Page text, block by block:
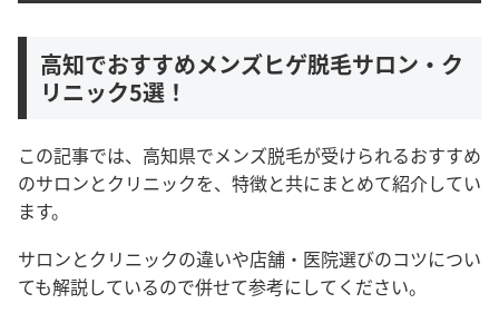
高知でおすすめメンズヒゲ脱毛サロン・ク
リニック5選！
この記事では、高知県でメンズ脱毛が受けられるおすすめ
のサロンとクリニックを、特徴と共にまとめて紹介してい
ます。
サロンとクリニックの違いや店舗・医院選びのコツについ
ても解説しているので併せて参考にしてください。